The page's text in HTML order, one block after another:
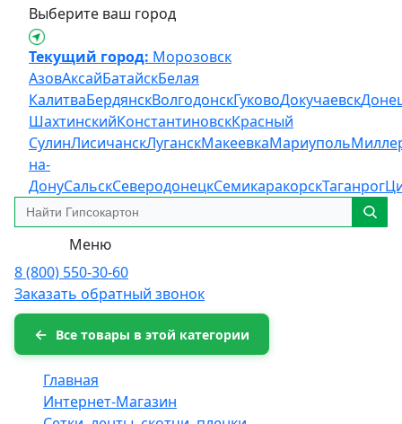
Выберите ваш город
Текущий город: Морозовск
АзовАксайБатайскБелая
КалитваБердянскВолгодонскГуковоДокучаевск
ШахтинскийКонстантиновскКрасный
СулинЛисичанскЛуганскМакеевкаМариуполь
на-
ДонуСальскСеверодонецкСемикаракорскТаганрог
Меню
8 (800) 550-30-60
Заказать обратный звонок
Все товары в этой категории
Главная
Интернет-Магазин